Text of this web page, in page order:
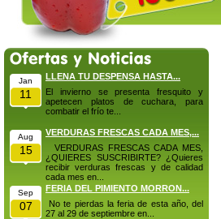
Jan
11
LLENA TU DESPENSA HASTA...
El invierno se presenta fresquito y
apetecen platos de cuchara, para
combatir el frío te...
Aug
15
VERDURAS FRESCAS CADA MES,...
VERDURAS FRESCAS CADA MES,
¿QUIERES SUSCRIBIRTE? ¿Quieres
recibir verduras frescas y de calidad
cada mes en...
Sep
07
FERIA DEL PIMIENTO MORRON...
No te pierdas la feria de esta año, del
27 al 29 de septiembre en...